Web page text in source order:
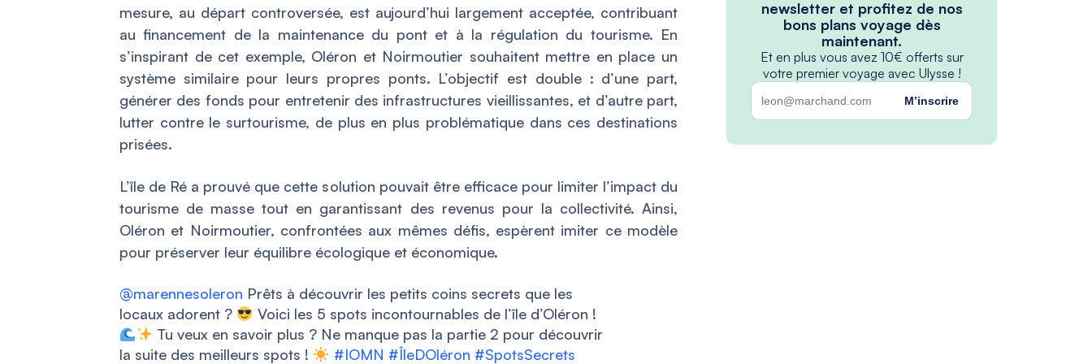
mesure, au départ controversée, est aujourd’hui largement acceptée, contribuant
au financement de la maintenance du pont et à la régulation du tourisme. En
s’inspirant de cet exemple, Oléron et Noirmoutier souhaitent mettre en place un
système similaire pour leurs propres ponts. L’objectif est double : d’une part,
générer des fonds pour entretenir des infrastructures vieillissantes, et d’autre part,
lutter contre le surtourisme, de plus en plus problématique dans ces destinations
prisées.
L’île de Ré a prouvé que cette solution pouvait être efficace pour limiter l’impact du
tourisme de masse tout en garantissant des revenus pour la collectivité. Ainsi,
Oléron et Noirmoutier, confrontées aux mêmes défis, espèrent imiter ce modèle
pour préserver leur équilibre écologique et économique.
@marennesoleron Prêts à découvrir les petits coins secrets que les
locaux adorent ?
Voici les 5 spots incontournables de l’île d’Oléron !
Tu veux en savoir plus ? Ne manque pas la partie 2 pour découvrir
la suite des meilleurs spots !
#IOMN #ÎleDOléron #SpotsSecrets
newsletter et profitez de nos
bons plans voyage dès
maintenant.
Et en plus vous avez 10€ offerts sur
votre premier voyage avec Ulysse !
M’inscrire